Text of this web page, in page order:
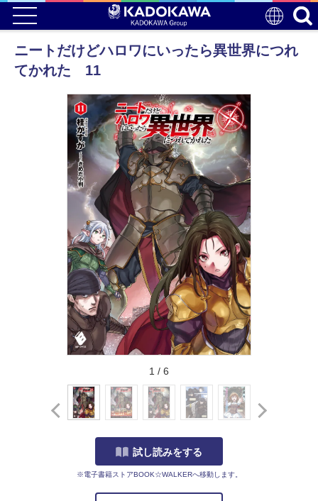
ニートだけどハロワにいったら異世界につれ
てかれた 11
1 / 6
試し読みをする
※電子書籍ストアBOOK☆WALKERへ移動します。